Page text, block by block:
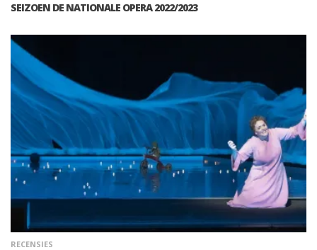
SEIZOEN DE NATIONALE OPERA 2022/2023
RECENSIES